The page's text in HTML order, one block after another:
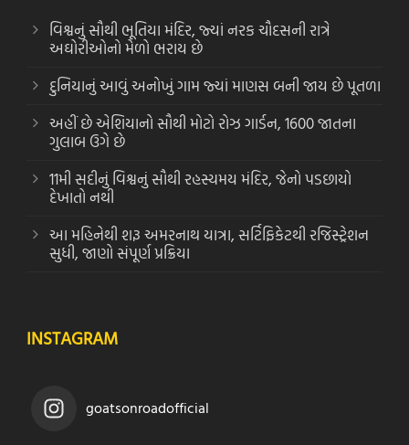
વિશ્વનું સૌથી ભૂતિયા મંદિર, જ્યાં નરક ચૌદસની રાત્રે
અઘોરીઓનો મેળો ભરાય છે
દુનિયાનું આવું અનોખું ગામ જ્યાં માણસ બની જાય છે પૂતળા
અહીં છે એશિયાનો સૌથી મોટો રોઝ ગાર્ડન, 1600 જાતના
ગુલાબ ઉગે છે
11મી સદીનું વિશ્વનું સૌથી રહસ્યમય મંદિર, જેનો પડછાયો
દેખાતો નથી
આ મહિનેથી શરૂ અમરનાથ યાત્રા, સર્ટિફિકેટથી રજિસ્ટ્રેશન
સુધી, જાણો સંપૂર્ણ પ્રક્રિયા
INSTAGRAM
goatsonroadofficial